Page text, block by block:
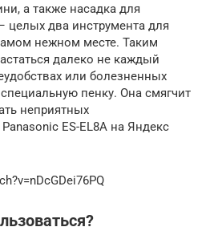
а также насадка для
целых два инструмента для
нежном месте. Таким
далеко не каждый
или болезненных
пенку. Она смягчит
неприятных
ES-EL8A на Яндекс